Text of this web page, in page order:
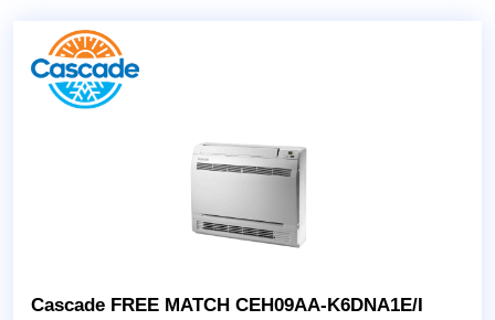
Cascade FREE MATCH CEH09AA-K6DNA1E/I